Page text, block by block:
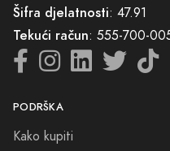
Šifra djelatnosti: 47.91
Tekući račun: 555-700-
PODRŠKA
Kako kupiti